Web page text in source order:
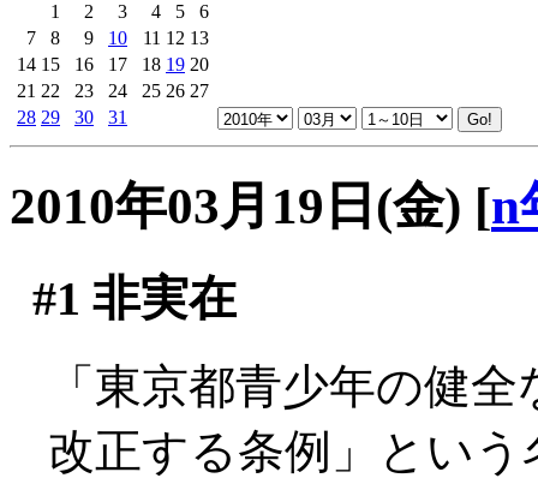
1
2 3 4 5
6
7
8 9 10 11 12 13
14 15 16 17 18 19 20
21 22 23 24 25 26 27
28 29 30 31
2010年03月19日(金) [n
#1 非実在
「東京都青少年の健
改正する条例」とい